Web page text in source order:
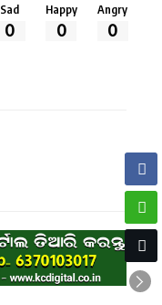
Sad
0
Happy
0
Angry
0